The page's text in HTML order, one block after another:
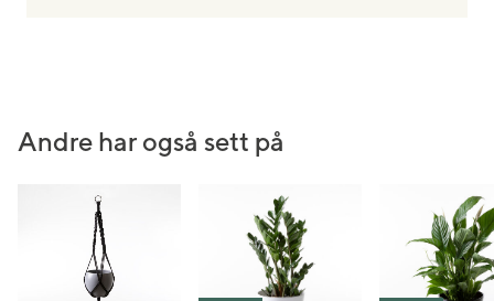
Andre har også sett på